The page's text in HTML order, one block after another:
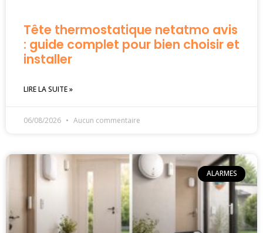
Tête thermostatique netatmo avis
: guide complet pour bien choisir et
installer
LIRE LA SUITE »
06/08/2026 Aucun commentaire
ALARMES